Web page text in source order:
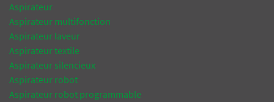
Aspirateur
Aspirateur multifonction
Aspirateur laveur
Aspirateur textile
Aspirateur silencieux
Aspirateur robot
Aspirateur robot programmable